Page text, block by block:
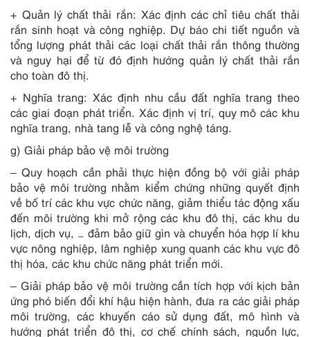
+ Quản lý chất thải rắn: Xác định các chỉ tiêu chất thải
rắn sinh hoạt và công nghiệp. Dự báo chi tiết nguồn và
tổng lượng phát thải các loại chất thải rắn thông thường
và nguy hại để từ đó định hướng quản lý chất thải rắn
cho toàn đô thị.
+ Nghĩa trang: Xác định nhu cầu đất nghĩa trang theo
các giai đoạn phát triển. Xác định vị trí, quy mô các khu
nghĩa trang, nhà tang lễ và công nghệ táng.
g) Giải pháp bảo vệ môi trường
– Quy hoạch cần phải thực hiện đồng bộ với giải pháp
bảo vệ môi trường nhằm kiểm chứng những quyết định
về bố trí các khu vực chức năng, giảm thiểu tác động xấu
đến môi trường khi mở rộng các khu đô thị, các khu du
lịch, dịch vụ, … đảm bảo giữ gìn và chuyển hóa hợp lí khu
vực nông nghiệp, lâm nghiệp xung quanh các khu vực đô
thị hóa, các khu chức năng phát triển mới.
– Giải pháp bảo vệ môi trường cần tích hợp với kịch bản
ứng phó biến đổi khí hậu hiện hành, đưa ra các giải pháp
môi trường, các khuyến cáo sử dụng đất, mô hình và
hướng phát triển đô thị, cơ chế chính sách, nguồn lực,